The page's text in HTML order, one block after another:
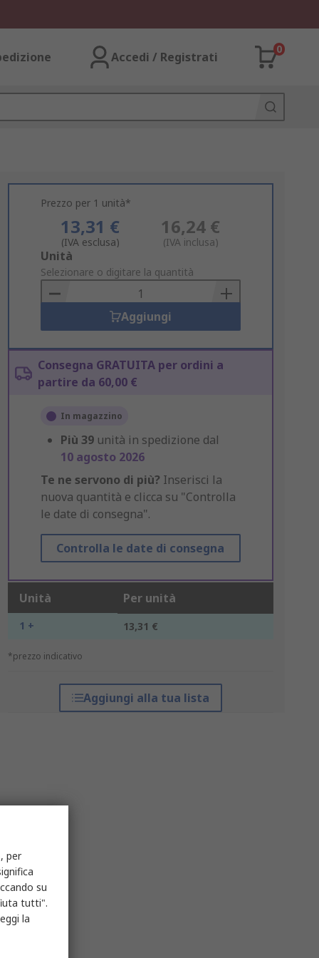
Accedi / Registrati
0
Prezzo per 1 unità*
13,31 €
(IVA esclusa)
16,24 €
(IVA inclusa)
Add
to
Basket
Unità
Selezionare o digitare la quantità
Aggiungi
Consegna GRATUITA per ordini a
partire da 60,00 €
In magazzino
Più 39 unità in spedizione dal
10 agosto 2026
Te ne servono di più? Inserisci la
nuova quantità e clicca su "Controlla
le date di consegna".
Controlla le date di consegna
Unità Per unità
1 + 13,31 €
*prezzo indicativo
Aggiungi alla tua lista
per
su
tutti".
la